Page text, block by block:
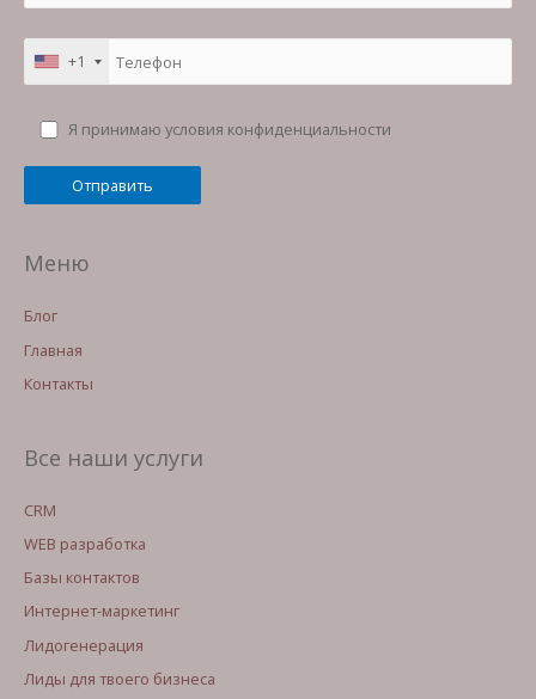
+1
Я принимаю условия конфиденциальности
Меню
Блог
Главная
Контакты
Все наши услуги
CRM
WEB разработка
Базы контактов
Интернет-маркетинг
Лидогенерация
Лиды для твоего бизнеса